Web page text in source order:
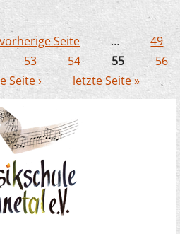
bedankt sich für 3 000-
der Sparkasse
vorherige Seite …
49
53 54 55
56
Seite › letzte Seite »